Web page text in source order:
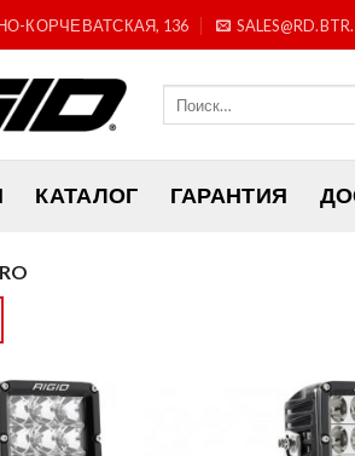
КОРЧЕВАТСКАЯ, 136
КАТАЛОГ ГАРАНТИЯ